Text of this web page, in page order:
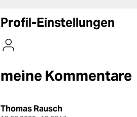
kultur
sport
berlin
Profil-Einstellungen
meine Kommentare
Thomas Rausch